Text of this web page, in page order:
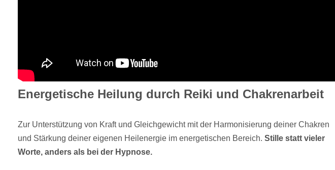
Energetische Heilung durch Reiki und Chakrenarbeit
Zur Unterstützung von Kraft und Gleichgewicht mit der Harmonisierung deiner Chakren
und Stärkung deiner eigenen Heilenergie im energetischen Bereich. Stille statt vieler
Worte, anders als bei der Hypnose.